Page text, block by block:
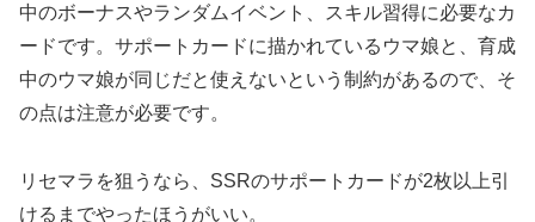
中のボーナスやランダムイベント、スキル習得に必要なカ
ードです。サポートカードに描かれているウマ娘と、育成
中のウマ娘が同じだと使えないという制約があるので、そ
の点は注意が必要です。
リセマラを狙うなら、SSRのサポートカードが2枚以上引
けるまでやったほうがいい。